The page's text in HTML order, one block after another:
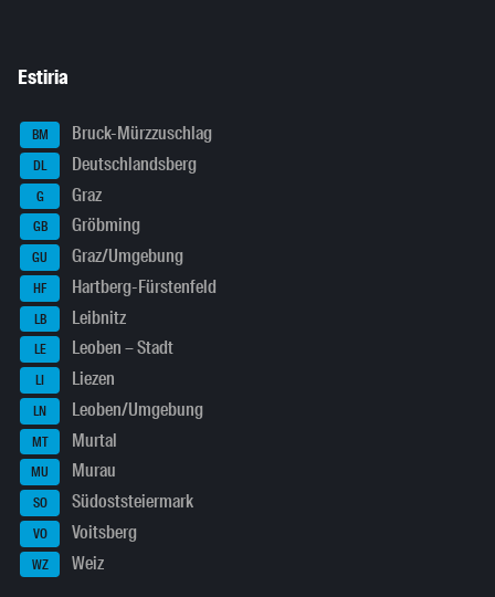
Estiria
BM Bruck-Mürzzuschlag
DL Deutschlandsberg
G Graz
GB Gröbming
GU Graz/Umgebung
HF Hartberg-Fürstenfeld
LB Leibnitz
LE Leoben – Stadt
LI Liezen
LN Leoben/Umgebung
MT Murtal
MU Murau
SO Südoststeiermark
VO Voitsberg
WZ Weiz